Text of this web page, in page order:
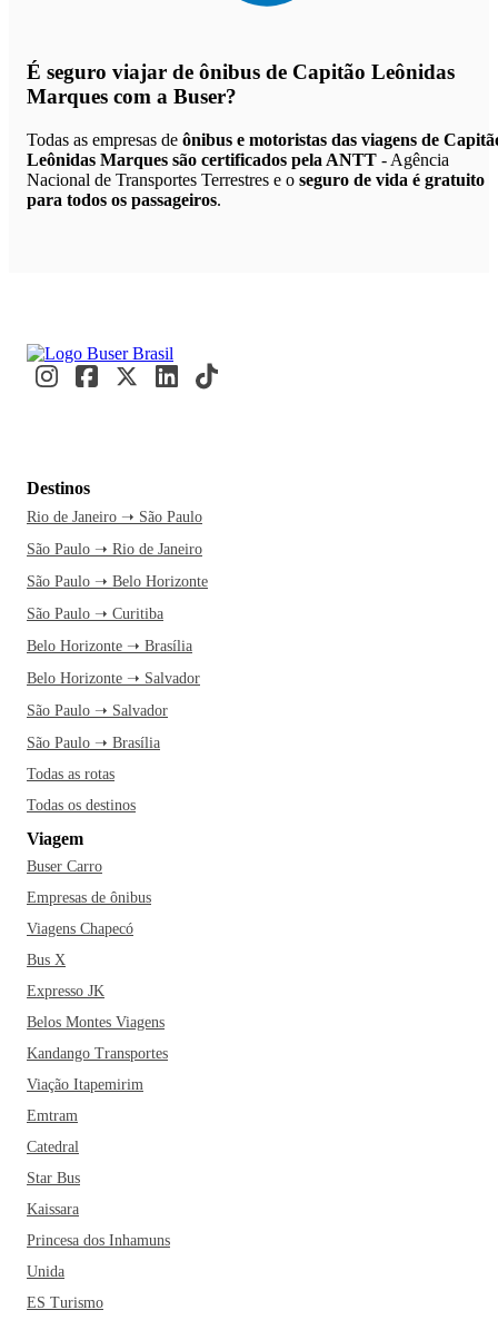
É seguro viajar de ônibus de Capitão Leônidas
Marques com a Buser?
Todas as empresas de ônibus e motoristas das viagens de
Leônidas Marques são certificados pela ANTT - Agência
Nacional de Transportes Terrestres e o seguro de vida é gratuito
para todos os passageiros.
Destinos
Rio de Janeiro ➝ São Paulo
São Paulo ➝ Rio de Janeiro
São Paulo ➝ Belo Horizonte
São Paulo ➝ Curitiba
Belo Horizonte ➝ Brasília
Belo Horizonte ➝ Salvador
São Paulo ➝ Salvador
São Paulo ➝ Brasília
Todas as rotas
Todas os destinos
Viagem
Buser Carro
Empresas de ônibus
Viagens Chapecó
Bus X
Expresso JK
Belos Montes Viagens
Kandango Transportes
Viação Itapemirim
Emtram
Catedral
Star Bus
Kaissara
Princesa dos Inhamuns
Unida
ES Turismo